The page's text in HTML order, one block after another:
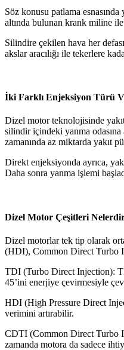
Söz konusu patlama
altında bulunan krank miline
Silindire çekilen hava her
akslar aracılığı ile tekerlere
İki Farklı Enjeksiyon Türü
Dizel motor teknolojisinde
silindir içindeki yanma
zamanında az miktarda yakıt
Direkt enjeksiyonda ayrıca,
Daha sonra yanma işlemi
Dizel Motor Çeşitleri
Dizel motorlar tek tip olarak
(HDI), Common Direct Turbo
TDI (Turbo Direct Injection):
45’ini enerjiye çevirmesiyle
HDI (High Pressure Direct
verimini artırabilir.
CDTI (Common Direct Turbo
zamanda motora da sadece